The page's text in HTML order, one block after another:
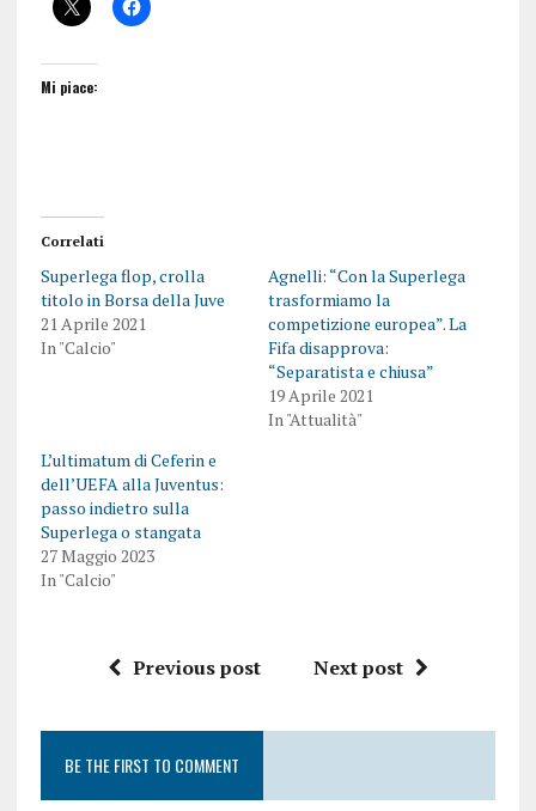
Mi piace:
Correlati
Superlega flop, crolla
titolo in Borsa della Juve
21 Aprile 2021
In "Calcio"
Agnelli: “Con la Superlega
trasformiamo la
competizione europea”. La
Fifa disapprova:
“Separatista e chiusa”
19 Aprile 2021
In "Attualità"
L’ultimatum di Ceferin e
dell’UEFA alla Juventus:
passo indietro sulla
Superlega o stangata
27 Maggio 2023
In "Calcio"
Previous post Next post
BE THE FIRST TO COMMENT